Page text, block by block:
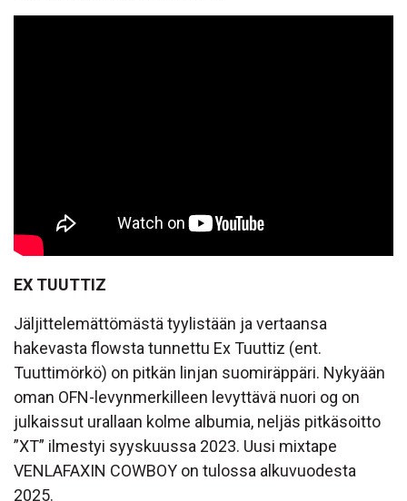
EX TUUTTIZ
Jäljittelemättömästä tyylistään ja vertaansa
hakevasta flowsta tunnettu Ex Tuuttiz (ent.
Tuuttimörkö) on pitkän linjan suomiräppäri. Nykyään
oman OFN-levynmerkilleen levyttävä nuori og on
julkaissut urallaan kolme albumia, neljäs pitkäsoitto
”XT” ilmestyi syyskuussa 2023. Uusi mixtape
VENLAFAXIN COWBOY on tulossa alkuvuodesta
2025.